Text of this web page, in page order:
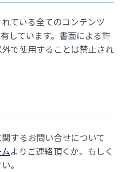
ている全てのコンテンツ
しています。書面による許
で使用することは禁止され
するお問い合せについて
よりご連絡頂くか、もしく
。